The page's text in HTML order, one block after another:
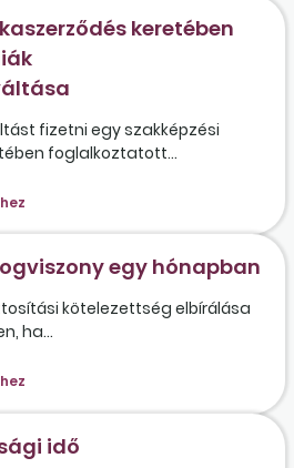
keretében
fizetni egy szakképzési
foglalkoztatott...
egy hónapban
kötelezettség elbírálása
ha...
idő